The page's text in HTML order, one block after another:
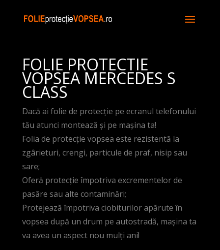
FOLIE PROTECTIE
VOPSEA MERCEDES S
CLASS
Dacă ai folie de protecție pe ecranul telefonului
tău atunci montează și pe mașina ta!
Folia de protecție vopsea este rezistentă la
zgârieturi, crengi, particule de praf, nisip sau
sare;
Oferă protecție împotriva excrementelor de
pasăre sau alte contaminări;
Protejează împotriva ciobiturilor apărute în
vopsea după un drum pe autostradă, mașina ta
va avea un aspect nou mulți ani!